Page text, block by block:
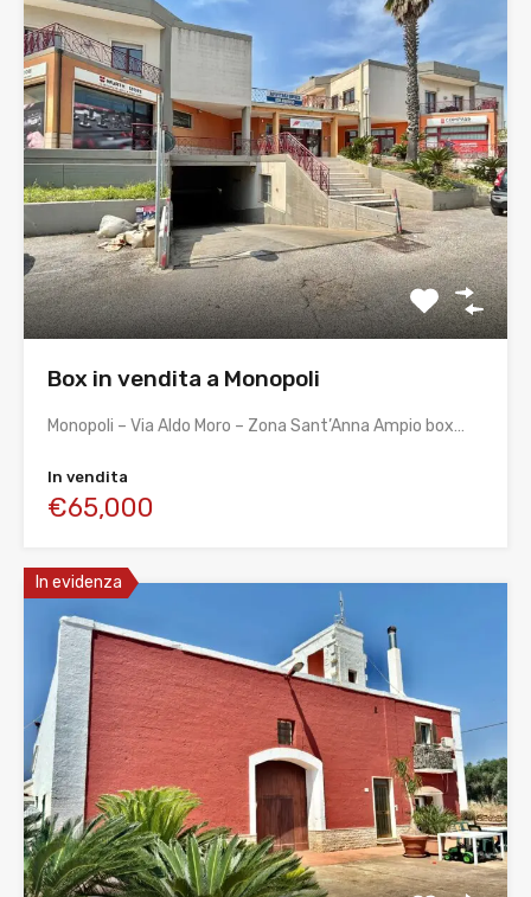
Box in vendita a Monopoli
Monopoli – Via Aldo Moro – Zona Sant’Anna Ampio box…
In vendita
€65,000
In evidenza